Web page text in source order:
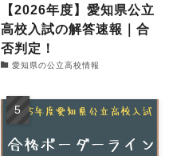
【2026年度】愛知県公立
高校入試の解答速報｜合
否判定！
愛知県の公立高校情報